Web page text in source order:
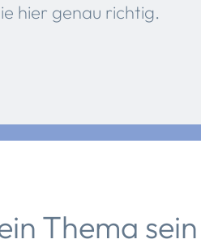
hier genau richtig.
Thema